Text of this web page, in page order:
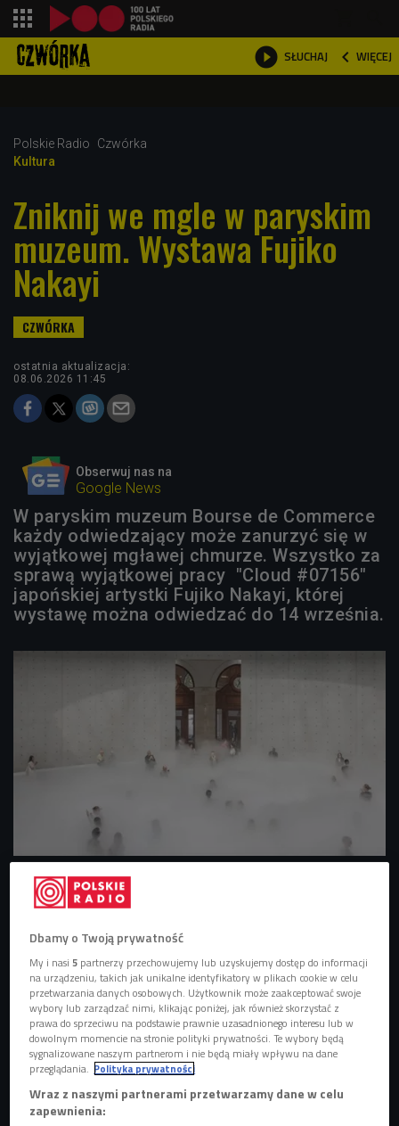
 SŁUCHAJ  WIĘCEJ

Polskie Radio
Czwórka
Kultura
Zniknij we mgle w paryskim
muzeum. Wystawa Fujiko
Nakayi
ostatnia aktualizacja:
08.06.2026 11:45
Obserwuj nas na
Google News
W paryskim muzeum Bourse de Commerce
każdy odwiedzający może zanurzyć się w
wyjątkowej mgławej chmurze. Wszystko za
sprawą wyjątkowej pracy "Cloud #07156"
japońskiej artystki Fujiko Nakayi, której
wystawę można odwiedzać do 14 września.
Collection
spowija nasze miasta, rozsiada się na łąkach, nad jeziorami,
w górach. Niełatwo jednak jest zaprosić mgłę do wnętrz.
Ten niezwykły zabieg udał się japońskiej artystce Fujiko
Nakayi, której wystawę możemy odwiedzić w paryskim
Bourse de Commerce. Ekspozycja została otwarta 4
czerwca i potrwa do 14 września.
Fujiko Nakaya zanurza nas we mgle
Dbamy o Twoją prywatność
My i nasi5 partnerzy przechowujemy lub uzyskujemy dostęp do informacji
na urządzeniu, takich jak unikalne identyfikatory w plikach cookie w celu
przetwarzania danych osobowych. Użytkownik może zaakceptować swoje
wybory lub zarządzać nimi, klikając poniżej, jak również skorzystać z
prawa do sprzeciwu na podstawie prawnie uzasadnionego interesu lub w
dowolnym momencie na stronie polityki prywatności. Te wybory będą
sygnalizowane naszym partnerom i nie będą miały wpływu na dane
przeglądania. Polityka prywatności
Wraz z naszymi partnerami przetwarzamy dane w celu
zapewnienia: